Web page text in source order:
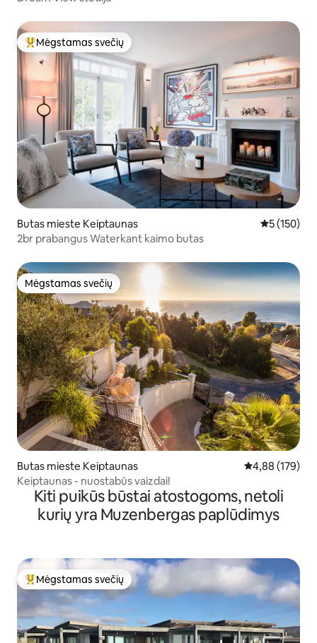
Svečių mėgstamiausias
Mėgstamas svečių
Butas mieste Keiptaunas Vidutinis
5 (150)
2br prabangus Waterkant kaimo butas
Mėgstamas svečių
Mėgstamas svečių
Butas mieste Keiptaunas Vidutinis
4,88 (179)
Keiptaunas - nuostabūs vaizdai!
Kiti puikūs būstai atostogoms, netoli
kurių yra Muzenbergas paplūdimys
Svečių mėgstamiausias
Mėgstamas svečių